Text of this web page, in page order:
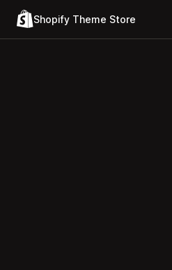
Shopify Theme Store